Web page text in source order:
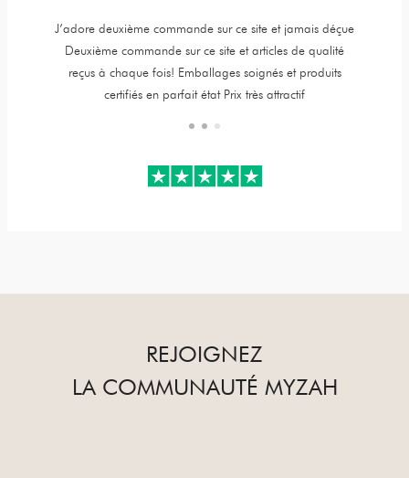
J’adore deuxième commande sur ce site et jamais déçue
Deuxième commande sur ce site et articles de qualité
reçus à chaque fois! Emballages soignés et produits
certifiés en parfait état Prix très attractif
REJOIGNEZ
LA COMMUNAUTÉ MYZAH